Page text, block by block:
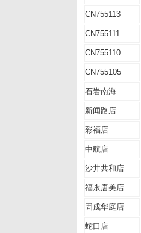
CN755113
CN755111
CN755110
CN755105
石岩南海
新闻路店
彩福店
中航店
沙井共和店
福永唐美店
固戍华庭店
蛇口店